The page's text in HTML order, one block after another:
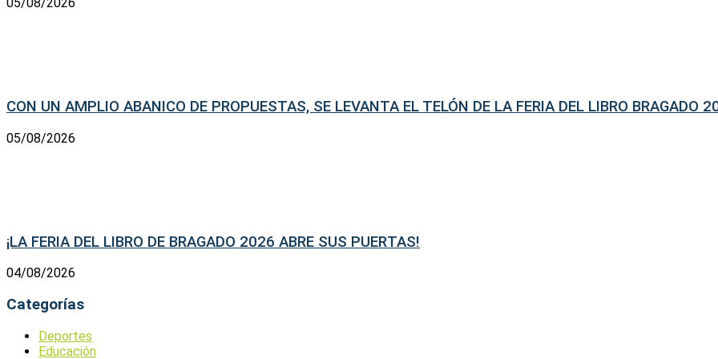
05/08/2026
CON UN AMPLIO ABANICO DE PROPUESTAS, SE LEVANTA EL TELÓN DE LA FERIA DEL LIBRO BRAGADO
05/08/2026
¡LA FERIA DEL LIBRO DE BRAGADO 2026 ABRE SUS PUERTAS!
04/08/2026
Categorías
Deportes
Educación